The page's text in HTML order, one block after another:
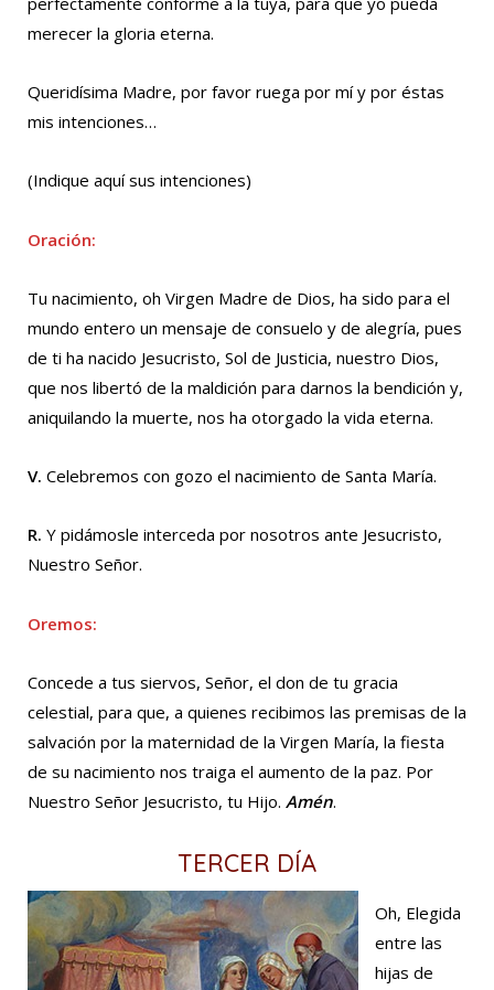
merecer la gloria eterna.
Queridísima Madre, por favor ruega por mí y por éstas
mis intenciones…
(Indique aquí sus intenciones)
Oración:
Tu nacimiento, oh Virgen Madre de Dios, ha sido para el
mundo entero un mensaje de consuelo y de alegría, pues
de ti ha nacido Jesucristo, Sol de Justicia, nuestro Dios,
que nos libertó de la maldición para darnos la bendición y,
aniquilando la muerte, nos ha otorgado la vida eterna.
V. Celebremos con gozo el nacimiento de Santa María.
R. Y pidámosle interceda por nosotros ante Jesucristo,
Nuestro Señor.
Oremos:
Concede a tus siervos, Señor, el don de tu gracia
celestial, para que, a quienes recibimos las premisas de la
salvación por la maternidad de la Virgen María, la fiesta
de su nacimiento nos traiga el aumento de la paz. Por
Nuestro Señor Jesucristo, tu Hijo. Amén.
TERCER DÍA
Oh, Elegida
entre las
hijas de